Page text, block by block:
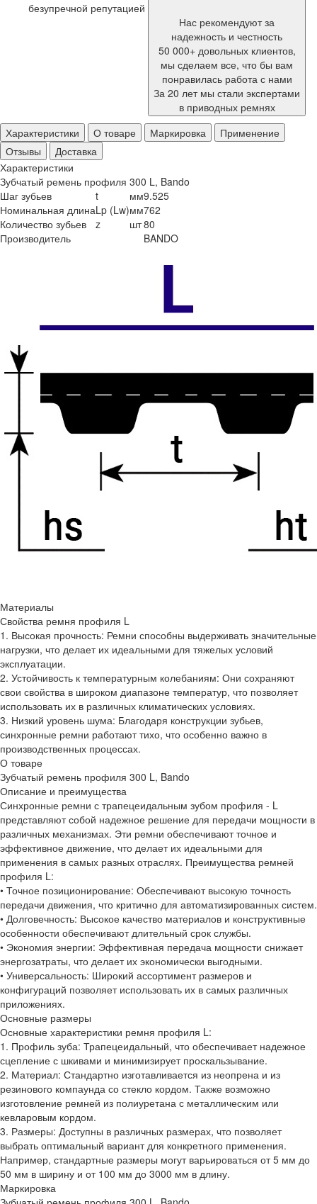
безупречной репутацией
Нас рекомендуют за
надежность и честность
50 000+ довольных клиентов,
мы сделаем все, что бы вам
понравилась работа с нами
За 20 лет мы стали экспертами
в приводных ремнях
Характеристики
О товаре Маркировка
Применение
Отзывы
Доставка
Характеристики
Зубчатый ремень профиля 300 L, Bando
Шаг зубьев
t мм9.525
Номинальная длинаLp (Lw)мм762
Количество зубьев
z шт80
Производитель
BANDO
Материалы
Свойства ремня профиля L
1. Высокая прочность: Ремни способны выдерживать значительные
нагрузки, что делает их идеальными для тяжелых условий
эксплуатации.
2. Устойчивость к температурным колебаниям: Они сохраняют
свои свойства в широком диапазоне температур, что позволяет
использовать их в различных климатических условиях.
3. Низкий уровень шума: Благодаря конструкции зубьев,
синхронные ремни работают тихо, что особенно важно в
производственных процессах.
О товаре
Зубчатый ремень профиля 300 L, Bando
Описание и преимущества
Синхронные ремни с трапецеидальным зубом профиля - L
представляют собой надежное решение для передачи мощности в
различных механизмах. Эти ремни обеспечивают точное и
эффективное движение, что делает их идеальными для
применения в самых разных отраслях. Преимущества ремней
профиля L:
• Точное позиционирование: Обеспечивают высокую точность
передачи движения, что критично для автоматизированных систем.
• Долговечность: Высокое качество материалов и конструктивные
особенности обеспечивают длительный срок службы.
• Экономия энергии: Эффективная передача мощности снижает
энергозатраты, что делает их экономически выгодными.
• Универсальность: Широкий ассортимент размеров и
конфигураций позволяет использовать их в самых различных
приложениях.
Основные размеры
Основные характеристики ремня профиля L:
1. Профиль зуба: Трапецеидальный, что обеспечивает надежное
сцепление с шкивами и минимизирует проскальзывание.
2. Материал: Стандартно изготавливается из неопрена и из
резинового компаунда со стекло кордом. Также возможно
изготовление ремней из полиуретана с металлическим или
кевларовым кордом.
3. Размеры: Доступны в различных размерах, что позволяет
выбрать оптимальный вариант для конкретного применения.
Например, стандартные размеры могут варьироваться от 5 мм до
50 мм в ширину и от 100 мм до 3000 мм в длину.
Маркировка